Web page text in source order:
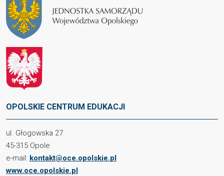
OPOLSKIE CENTRUM EDUKACJI
ul. Głogowska 27
45-315 Opole
e-mail: kontakt@oce.opolskie.pl
www.oce.opolskie.pl